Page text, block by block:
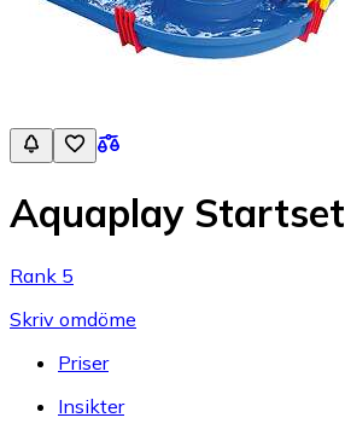
Aquaplay Startset
Rank 5
Skriv omdöme
Priser
Insikter